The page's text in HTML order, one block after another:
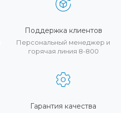
Поддержка клиентов
Персональный менеджер и
горячая линия 8-800
Гарантия качества